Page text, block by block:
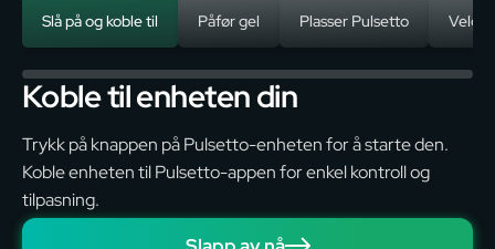
Slå på og koble til Påfør gel Plasser Pulsetto Velg
Koble til enheten din
Trykk på knappen på Pulsetto-enheten for å starte den.
Koble enheten til Pulsetto-appen for enkel kontroll og
tilpasning.